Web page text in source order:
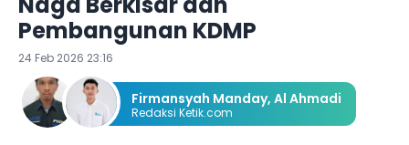
Pembangunan KDMP
24 Feb 2026 23:16
Firmansyah Manday, Al Ahmadi
Redaksi Ketik.com